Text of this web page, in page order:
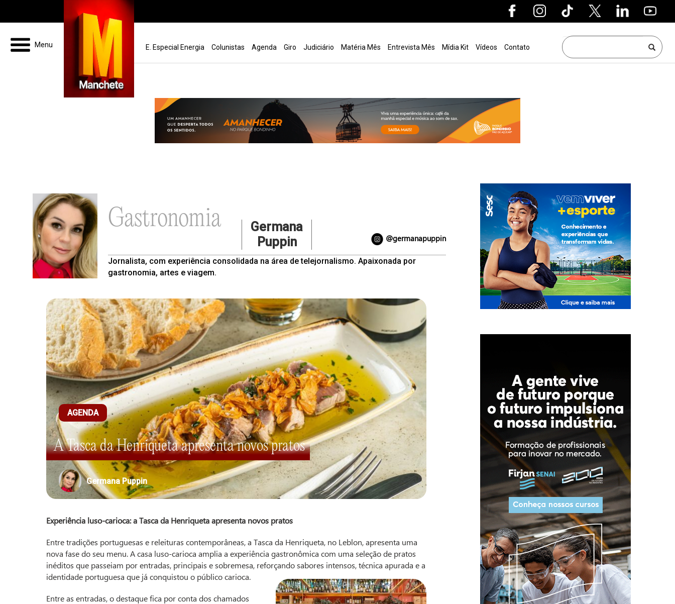
Pular para o conteúdo
Menu E. Especial Energia Colunistas Agenda Giro Judiciário Matéria Mês Entrevista Mês Mídia Kit Vídeos Contato
Gastronomia
Germana
Puppin
@germanapuppin
Jornalista, com experiência consolidada na área de telejornalismo. Apaixonada por
gastronomia, artes e viagem.
AGENDA
A Tasca da Henriqueta apresenta novos pratos
Germana Puppin
Experiência luso-carioca: a Tasca da Henriqueta apresenta novos pratos
Entre tradições portuguesas e releituras contemporâneas, a Tasca da Henriqueta, no Leblon, apresenta uma
nova fase do seu menu. A casa luso-carioca amplia a experiência gastronômica com uma seleção de pratos
inéditos que passeiam por entradas, principais e sobremesa, reforçando sabores intensos, técnica apurada e a
identidade portuguesa que já conquistou o público carioca.
Entre as entradas, o destaque fica por conta dos chamados